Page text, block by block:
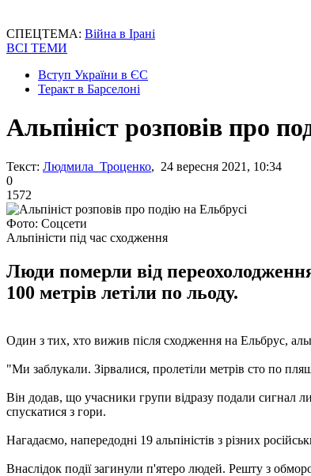
СПЕЦТЕМА: Війна в Ірані
ВСІ ТЕМИ
Вступ України в ЄС
Теракт в Барселоні
Альпініст розповів про
Текст: Людмила Троценко, 24 вересня 2021, 10:34
0
1572
Фото: Соцсети
Альпіністи під час сходження
Люди померли від
100 метрів летіли по льоду.
Один з тих, хто вижив після сходження на Ельбрус,
"Ми заблукали. Зірвалися, пролетіли метрів сто по
Він додав, що учасники групи відразу подали сигнал
спускатися з гори.
Нагадаємо, напередодні 19 альпіністів з різних
Внаслідок події загинули п'ятеро людей. Решту з